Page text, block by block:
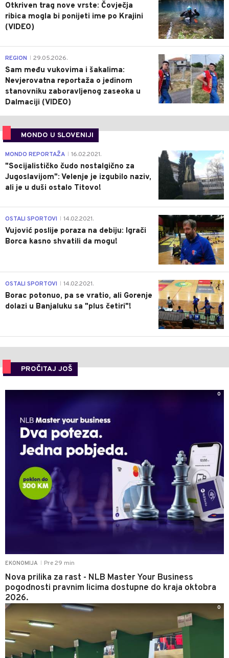
Otkriven trag nove vrste: Čovječja
ribica mogla bi ponijeti ime po Krajini
(VIDEO)
0
REGION 29.05.2026.
Sam među vukovima i šakalima:
Nevjerovatna reportaža o jedinom
stanovniku zaboravljenog zaseoka u
Dalmaciji (VIDEO)
MONDO U SLOVENIJI
4
MONDO REPORTAŽA 16.02.2021.
"Socijalističko čudo nostalgično za
Jugoslavijom": Velenje je izgubilo naziv,
ali je u duši ostalo Titovo!
1
OSTALI SPORTOVI 14.02.2021.
Vujović poslije poraza na debiju: Igrači
Borca kasno shvatili da mogu!
3
OSTALI SPORTOVI 14.02.2021.
Borac potonuo, pa se vratio, ali Gorenje
dolazi u Banjaluku sa "plus četiri"!
PROČITAJ JOŠ
EKONOMIJA Pre 29 min
Nova prilika za rast - NLB Master Your Business
pogodnosti pravnim licima dostupne do kraja oktobra
2026.
0
0